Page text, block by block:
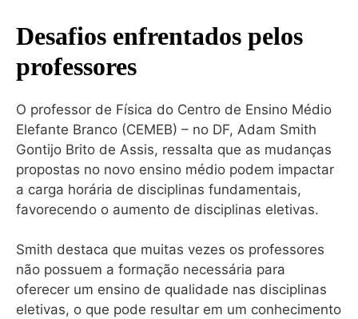
Desafios enfrentados pelos
professores
O professor de Física do Centro de Ensino Médio
Elefante Branco (CEMEB) – no DF, Adam Smith
Gontijo Brito de Assis, ressalta que as mudanças
propostas no novo ensino médio podem impactar
a carga horária de disciplinas fundamentais,
favorecendo o aumento de disciplinas eletivas.
Smith destaca que muitas vezes os professores
não possuem a formação necessária para
oferecer um ensino de qualidade nas disciplinas
eletivas, o que pode resultar em um conhecimento